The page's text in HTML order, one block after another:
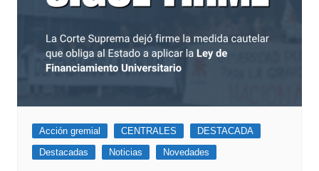
Acción gremial CENTRALES
DESTACADA
Destacadas
Noticias Novedades